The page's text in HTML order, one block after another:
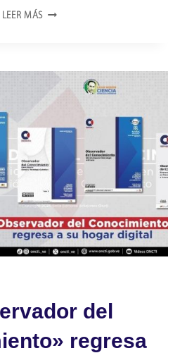
LEER MÁS EN
TRES
DEDICADAS
A
LA
CIENCIA
ES
JOVEN
del
regresa